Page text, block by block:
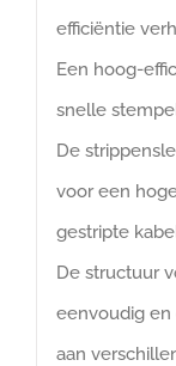
efficiëntie
Een hoog-
snelle
De
voor een
gestripte
De structuur
eenvoudig
aan